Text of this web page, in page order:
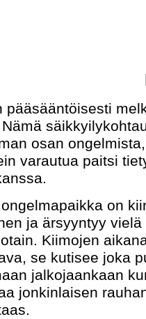
pääsääntöisesti
osan
varautua paitsi
on
ja ärsyyntyy
Kiimojen
se kutisee joka
jalkojaankaan
jonkinlaisen